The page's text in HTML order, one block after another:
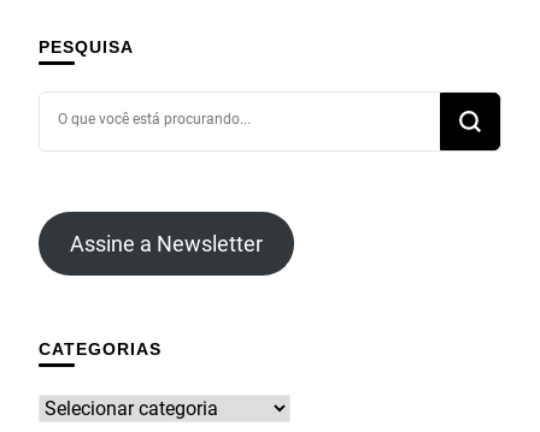
PESQUISA
Assine a Newsletter
CATEGORIAS